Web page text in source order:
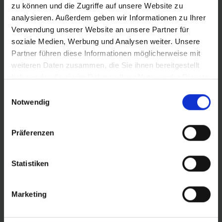
zu können und die Zugriffe auf unsere Website zu
analysieren. Außerdem geben wir Informationen zu Ihrer
Verwendung unserer Website an unsere Partner für
soziale Medien, Werbung und Analysen weiter. Unsere
Partner führen diese Informationen möglicherweise mit
weiteren Daten zusammen, die Sie ihnen bereitgestellt
haben oder die sie im Rahmen Ihrer Nutzung der Dienste
Notwendig
Präferenzen
Statistiken
Marketing
ZUR HÄNDLERSUCHE
KONFIGURATION SPEICHERN
Produktvergleich
FEATURES